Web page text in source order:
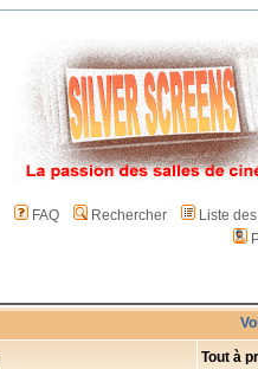
FAQ Rechercher
Liste
Tout à